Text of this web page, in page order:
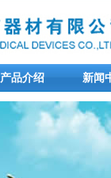
产品介绍 新闻